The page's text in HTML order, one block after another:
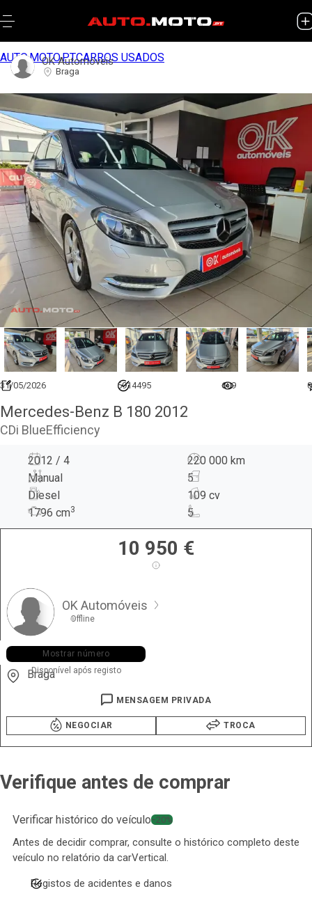
AUTO.MOTO.PTCARROS USADOS
31/05/2026 6914495 609 0
Mercedes-Benz B 180 2012
CDi BlueEfficiency
2012 / 4
220 000 km
Manual
5
Diesel
109 cv
1796 cm3 5
10 950 €
OK Automóveis
Offline
+351 913 ••• •48
Mostrar número
Disponível após registo
Braga
MENSAGEM PRIVADA
NEGOCIAR TROCA
Verifique antes de comprar
Verificar histórico do veículo−20%
Antes de decidir comprar, consulte o histórico completo deste
veículo no relatório da carVertical.
Registos de acidentes e danos
OK Automóveis
Braga